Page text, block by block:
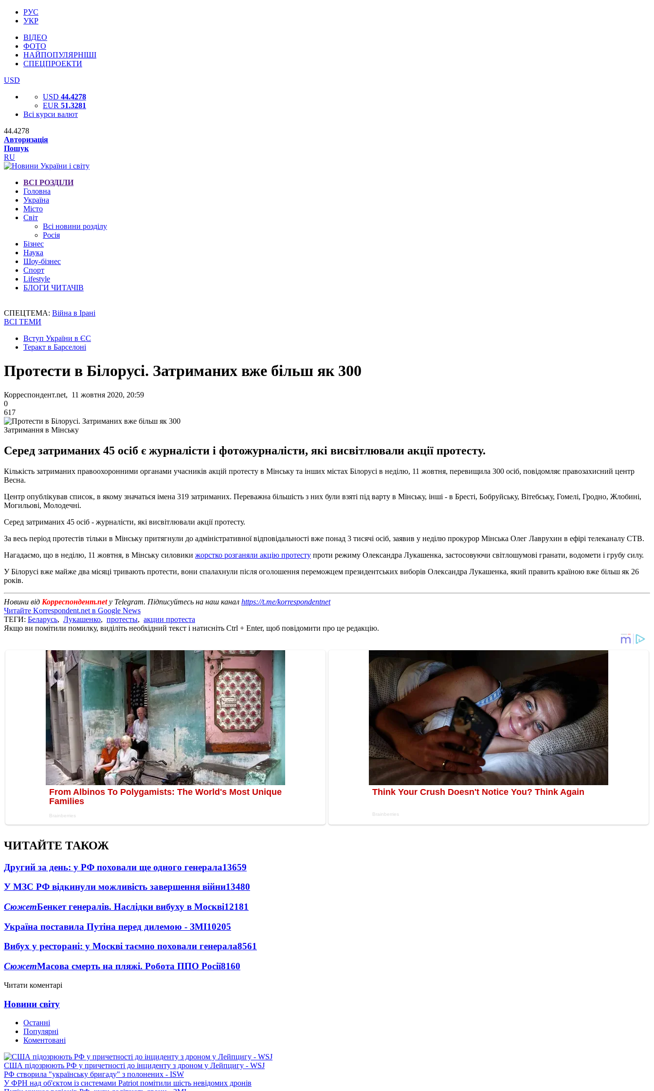
РУС
УКР
ВІДЕО
ФОТО
НАЙПОПУЛЯРНІШІ
СПЕЦПРОЕКТИ
USD
USD 44.4278
EUR 51.3281
Всі курси валют
44.4278
Авторизація
Пошук
RU
ВСІ РОЗДІЛИ
Головна
Україна
Місто
Світ
Всі новини розділу
Росія
Бізнес
Наука
Шоу-бізнес
Спорт
Lifestyle
БЛОГИ ЧИТАЧІВ
СПЕЦТЕМА: Війна в Ірані
ВСІ ТЕМИ
Вступ України в ЄС
Теракт в Барселоні
Протести в Білорусі. Затриманих вже більш як 300
Корреспондент.net, 11 жовтня 2020, 20:59
0
617
Затримання в Мінську
Серед затриманих 45 осіб є журналісти і фотожурналісти, які висвітлювали акції протесту.
Кількість затриманих правоохоронними органами учасників акцій протесту в Мінську та інших містах Білорусі в неділю, 11 жовтня, перевищила 300 осіб, повідомляє правозахисний центр
Весна.
Центр опублікував список, в якому значаться імена 319 затриманих. Переважна більшість з них були взяті під варту в Мінську, інші - в Бресті, Бобруйську, Вітебську, Гомелі, Гродно, Жлобині,
Могильові, Молодечні.
Серед затриманих 45 осіб - журналісти, які висвітлювали акції протесту.
За весь період протестів тільки в Мінську притягнули до адміністративної відповідальності вже понад 3 тисячі осіб, заявив у неділю прокурор Мінська Олег Лаврухин в ефірі телеканалу СТВ.
Нагадаємо, що в неділю, 11 жовтня, в Мінську силовики жорстко розганяли акцію протесту проти режиму Олександра Лукашенка, застосовуючи світлошумові гранати, водомети і грубу силу.
У Білорусі вже майже два місяці тривають протести, вони спалахнули після оголошення переможцем президентських виборів Олександра Лукашенка, який править країною вже більш як 26
років.
Новини від Корреспондент.netу Telegram. Підписуйтесь на наш канал https://t.me/korrespondentnet
Читайте Korrespondent.net в Google News
ТЕГИ: Беларусь, Лукашенко, протесты, акции протеста
Якщо ви помітили помилку, виділіть необхідний текст і натисніть Ctrl + Enter, щоб повідомити про це редакцію.
ЧИТАЙТЕ ТАКОЖ
Другий за день: у РФ поховали ще одного генерала13659
У МЗС РФ відкинули можливість завершення війни13480
СюжетБенкет генералів. Наслідки вибуху в Москві12181
Україна поставила Путіна перед дилемою - ЗМІ10205
Вибух у ресторані: у Москві таємно поховали генерала8561
СюжетМасова смерть на пляжі. Робота ППО Росії8160
Читати коментарі
Новини світу
Останні
Популярні
Коментовані
США підозрюють РФ у причетності до інциденту з дроном у Лейпцигу - WSJ
РФ створила "українську бригаду" з полонених - ISW
У ФРН над об'єктом із системами Patriot помітили шість невідомих дронів